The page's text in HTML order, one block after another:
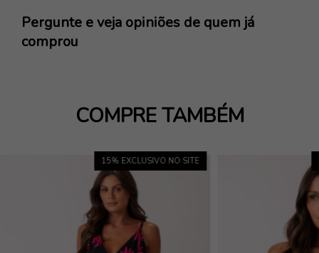
Pergunte e veja opiniões de quem já
comprou
COMPRE TAMBÉM
15% EXCLUSIVO NO SITE